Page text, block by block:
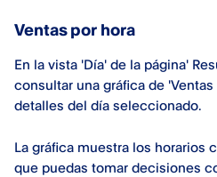
Ventas por hora
En la vista 'Día' de la página'
consultar una gráfica de
detalles del día seleccionado.
La gráfica muestra los horarios
que puedas tomar decisiones